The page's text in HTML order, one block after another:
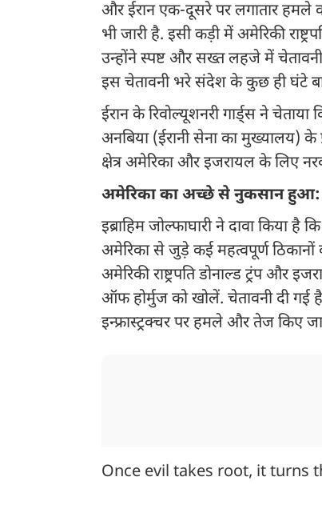
और ईरान एक-दूसरे पर लगातार हमले
भी जारी है. इसी कड़ी में अमेरिकी
उन्होंने स्पष्ट और सख्त लहजे में चेतावनी
इस चेतावनी भरे संदेश के कुछ ही घंटे
ईरान के रिवोल्यूशनरी गार्ड्स ने
अनबिया (ईरानी सेना का मुख्यालय) के
क्षेत्र अमेरिका और इजरायल के लिए
अमेरिका का अच्छे से नुकसान हुआ:
इब्राहिम जोल्फाघारी ने दावा किया
अमेरिका से जुड़े कई महत्वपूर्ण
अमेरिकी राष्ट्रपति डोनाल्ड ट्रंप और
ऑफ होर्मुज को खोलें. चेतावनी दी गई
इन्फ्रास्ट्रक्चर पर हमले और तेज किए
Once evil takes root, it turns